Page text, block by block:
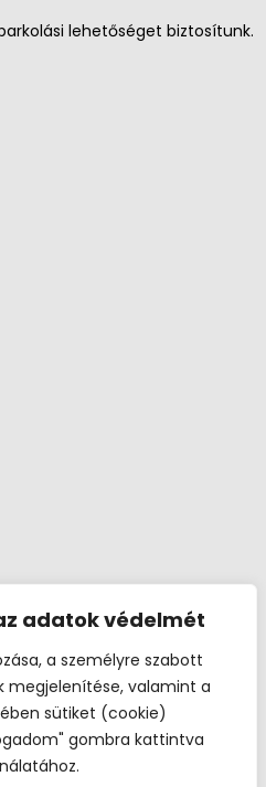
adatok védelmét
a személyre szabott
megjelenítése, valamint a
sütiket (cookie)
gombra kattintva
lehetőséget biztosítunk.